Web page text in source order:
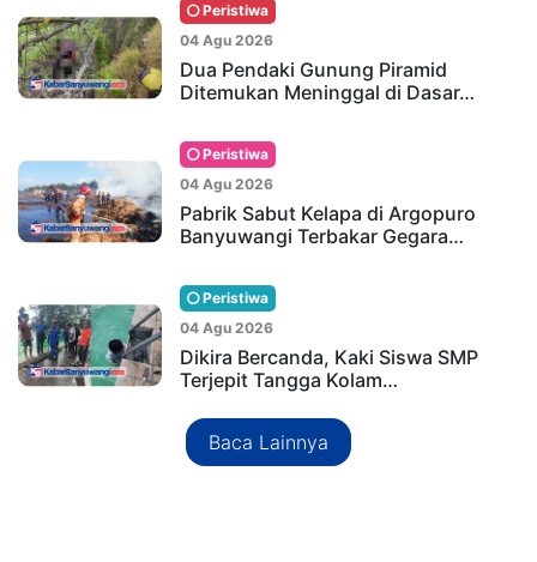
Peristiwa
04 Agu 2026
Dua Pendaki Gunung Piramid
Ditemukan Meninggal di Dasar…
Peristiwa
04 Agu 2026
Pabrik Sabut Kelapa di Argopuro
Banyuwangi Terbakar Gegara…
Peristiwa
04 Agu 2026
Dikira Bercanda, Kaki Siswa SMP
Terjepit Tangga Kolam…
Baca Lainnya